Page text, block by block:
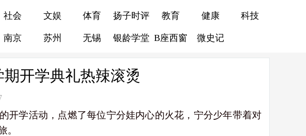
社会 文娱 体育 扬子时评 教育 健康 科技
南京 苏州 无锡 银龄学堂 B座西窗 微史记
开学典礼热辣滚烫
开学活动，点燃了每位宁分娃内心的火花，宁分少年带着对
。